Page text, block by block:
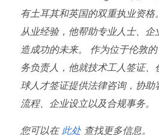
有土耳其和英国的双重执业资格
从业经验，他帮助专业人士、企
造成功的未来。 作为位于伦敦
务负责人，他就技术工人签证
球人才签证提供法律咨询，协助
流程、企业设立以及合规事务。
您可以在 此处 查找更多信息。